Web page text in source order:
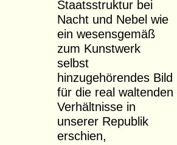
Staatsstruktur bei
Nacht und Nebel wie
ein wesensgemäß
zum Kunstwerk
selbst
hinzugehörendes Bild
für die real waltenden
Verhältnisse in
unserer Republik
erschien,